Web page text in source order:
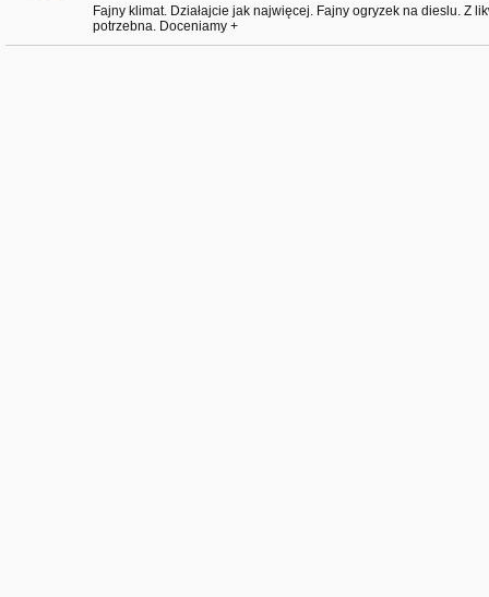
Fajny klimat. Działajcie jak najwięcej. Fajny ogryzek na dieslu. Z
potrzebna. Doceniamy +